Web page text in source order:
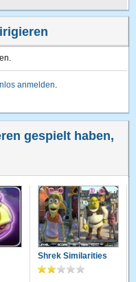
anmelden.
gespielt haben,
Shrek Similarities